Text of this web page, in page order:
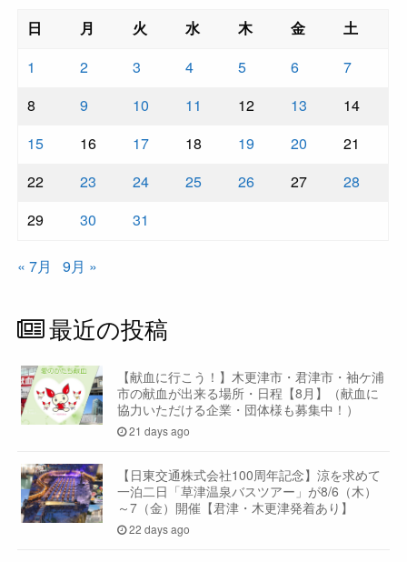
日
月 火 水 木 金
土
1
2 3 4 5 6
7
8
9 10 11 12 13
14
15
16 17 18 19 20
21
22
23 24 25 26 27
28
29
30 31
« 7月 9月 »
最近の投稿
【献血に行こう！】木更津市・君津市・袖ケ浦
市の献血が出来る場所・日程【8月】（献血に
協力いただける企業・団体様も募集中！）
21 days ago
【日東交通株式会社100周年記念】涼を求めて
一泊二日「草津温泉バスツアー」が8/6（木）
～7（金）開催【君津・木更津発着あり】
22 days ago